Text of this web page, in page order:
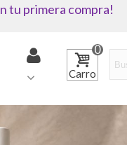
tu primera compra!
Carro
0